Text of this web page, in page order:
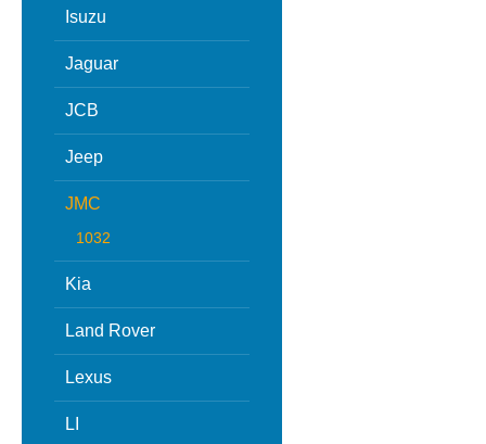
Isuzu
Jaguar
JCB
Jeep
JMC
1032
Kia
Land Rover
Lexus
LI